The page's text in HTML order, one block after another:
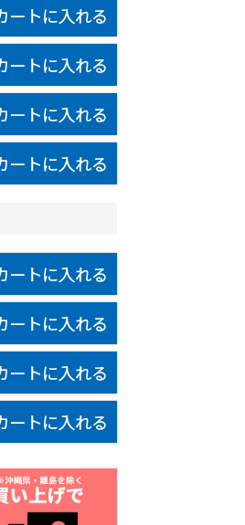
ートに入れる
ートに入れる
ートに入れる
ートに入れる
ートに入れる
ートに入れる
ートに入れる
ートに入れる